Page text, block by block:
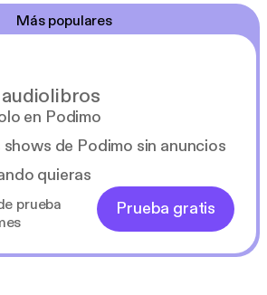
Más populares
en Podimo
de Podimo sin anuncios
quieras
prueba
Prueba gratis